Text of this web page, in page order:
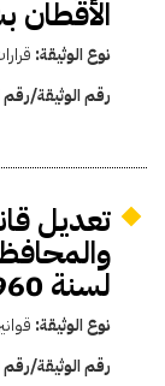
نوع الوثيقة:
رقم الوثيقة/
تعديل
لسنة 1960
نوع الوثيقة:
رقم الوثيقة/